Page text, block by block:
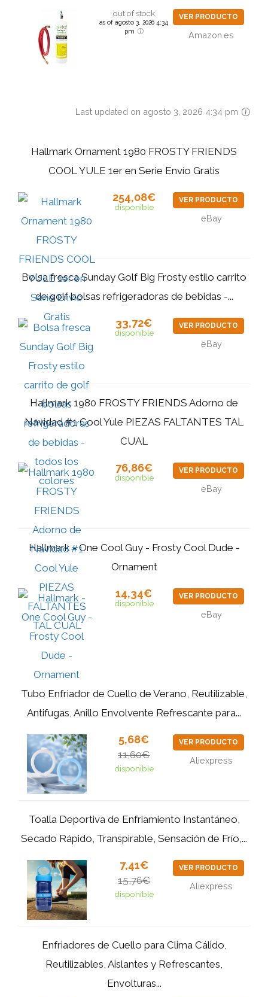
out of stock
as of agosto 3, 2026 4:34
pm
VER PRODUCTO
Amazon.es
Last updated on agosto 3, 2026 4:34 pm
Hallmark Ornament 1980 FROSTY FRIENDS
COOL YULE 1er en Serie Envío Gratis
254,08€
disponible
VER PRODUCTO
eBay
Bolsa fresca Sunday Golf Big Frosty estilo carrito
de golf bolsas refrigeradoras de bebidas -...
33,72€
disponible
VER PRODUCTO
eBay
Hallmark 1980 FROSTY FRIENDS Adorno de
Navidad #1 Cool Yule PIEZAS FALTANTES TAL
CUAL
76,86€
disponible
VER PRODUCTO
eBay
Hallmark - One Cool Guy - Frosty Cool Dude -
Ornament
14,34€
disponible
VER PRODUCTO
eBay
Tubo Enfriador de Cuello de Verano, Reutilizable,
Antifugas, Anillo Envolvente Refrescante para...
5,68€
11,60€
disponible
VER PRODUCTO
Aliexpress
Toalla Deportiva de Enfriamiento Instantáneo,
Secado Rápido, Transpirable, Sensación de Frío,...
7,41€
15,76€
disponible
VER PRODUCTO
Aliexpress
Enfriadores de Cuello para Clima Cálido,
Reutilizables, Aislantes y Refrescantes,
Envolturas...